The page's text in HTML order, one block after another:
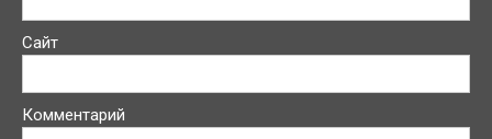
Сайт
Комментарий